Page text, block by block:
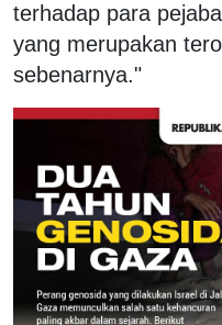
terhadap para
yang merupakan
sebenarnya."